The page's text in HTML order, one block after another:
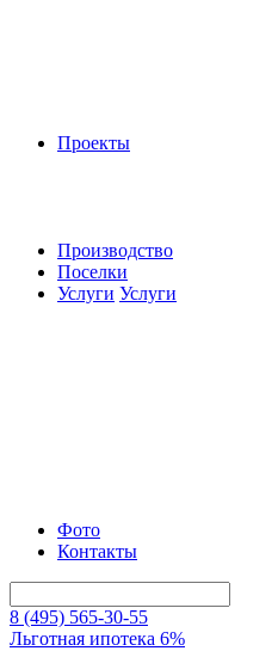
Проекты
Производство
Поселки
Услуги Услуги
Фото
Контакты
8 (495) 565-30-55
Льготная ипотека 6%